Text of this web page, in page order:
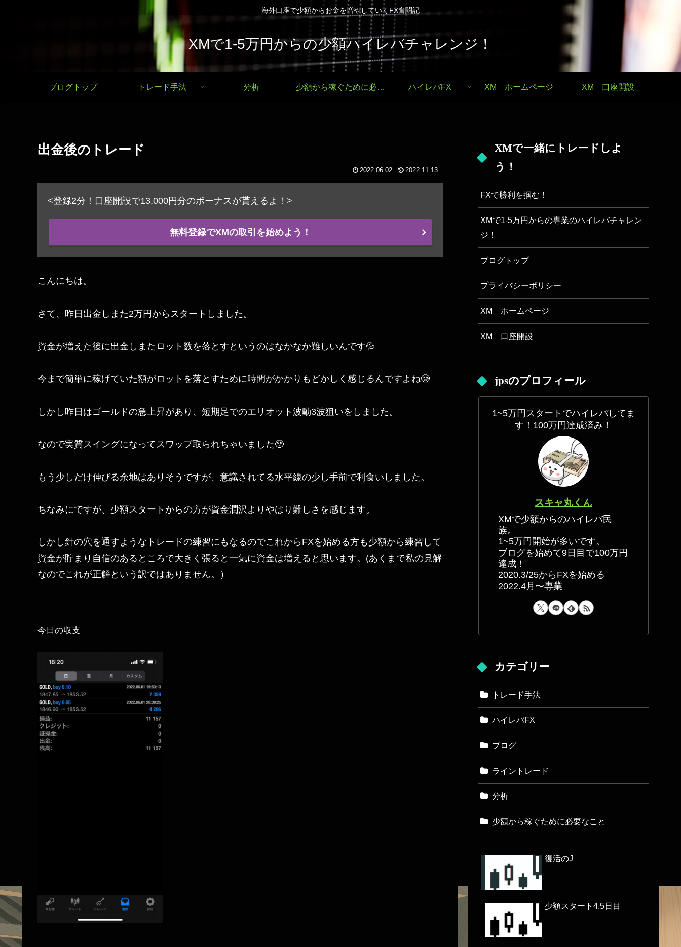
海外口座で少額からお金を増やしていくFX奮闘記
XMで1-5万円からの少額ハイレバチャレンジ！
ブログトップ トレード手法 分析 少額から稼ぐために必要なこと ハイレバFX XM ホームページ XM 口座開設
出金後のトレード
2022.06.02 2022.11.13
<登録2分！口座開設で13,000円分のボーナスが貰えるよ！>
無料登録でXMの取引を始めよう！
こんにちは。
さて、昨日出金しまた2万円からスタートしました。
資金が増えた後に出金しまたロット数を落とすというのはなかなか難しいんです💦
今まで簡単に稼げていた額がロットを落とすために時間がかかりもどかしく感じるんですよね🥲
しかし昨日はゴールドの急上昇があり、短期足でのエリオット波動3波狙いをしました。
なので実質スイングになってスワップ取られちゃいました🥹
もう少しだけ伸びる余地はありそうですが、意識されてる水平線の少し手前で利食いしました。
ちなみにですが、少額スタートからの方が資金潤沢よりやはり難しさを感じます。
しかし針の穴を通すようなトレードの練習にもなるのでこれからFXを始める方も少額から練習して
資金が貯まり自信のあるところで大きく張ると一気に資金は増えると思います。(あくまで私の見解
なのでこれが正解という訳ではありません。）
今日の収支
XMで一緒にトレードしよ
う！
FXで勝利を掴む！
XMで1-5万円からの専業のハイレバチャレン
ジ！
ブログトップ
プライバシーポリシー
XM ホームページ
XM 口座開設
jpsのプロフィール
1~5万円スタートでハイレバしてま
す！100万円達成済み！
スキャ丸くん
XMで少額からのハイレバ民
族。
1~5万円開始が多いです。
ブログを始めて9日目で100万円
達成！
2020.3/25からFXを始める
2022.4月〜専業
カテゴリー
トレード手法
ハイレバFX
ブログ
ライントレード
分析
少額から稼ぐために必要なこと
復活のJ
少額スタート4.5日目